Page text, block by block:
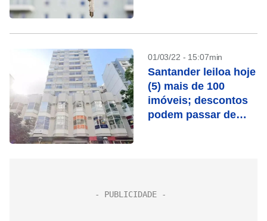
01/03/22 - 15:07min
Santander leiloa hoje
(5) mais de 100
imóveis; descontos
podem passar de